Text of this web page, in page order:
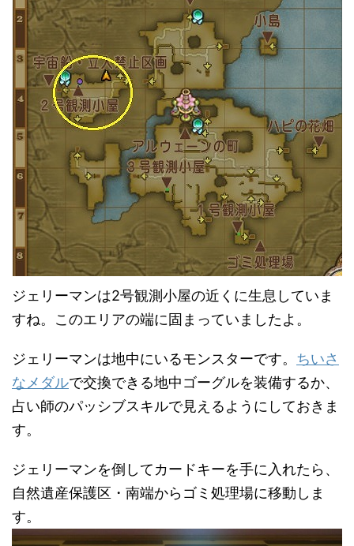
ジェリーマンは2号観測小屋の近くに生息していま
すね。このエリアの端に固まっていましたよ。
ジェリーマンは地中にいるモンスターです。 ちいさ
なメダルで交換できる地中ゴーグルを装備するか、
占い師のパッシブスキルで見えるようにしておきま
す。
ジェリーマンを倒してカードキーを手に入れたら、
自然遺産保護区・南端からゴミ処理場に移動しま
す。